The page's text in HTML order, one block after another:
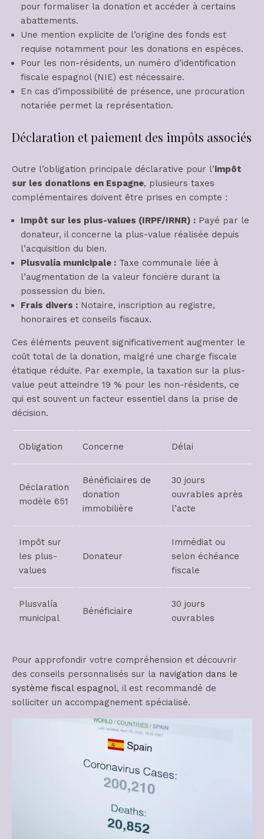
pour formaliser la donation et accéder à certains
abattements.
Une mention explicite de l’origine des fonds est
requise notamment pour les donations en espèces.
Pour les non-résidents, un numéro d’identification
fiscale espagnol (NIE) est nécessaire.
En cas d’impossibilité de présence, une procuration
notariée permet la représentation.
Déclaration et paiement des impôts associés
Outre l’obligation principale déclarative pour l’impôt
sur les donations en Espagne, plusieurs taxes
complémentaires doivent être prises en compte :
Impôt sur les plus-values (IRPF/IRNR) : Payé par le
donateur, il concerne la plus-value réalisée depuis
l’acquisition du bien.
Plusvalía municipale : Taxe communale liée à
l’augmentation de la valeur foncière durant la
possession du bien.
Frais divers : Notaire, inscription au registre,
honoraires et conseils fiscaux.
Ces éléments peuvent significativement augmenter le
coût total de la donation, malgré une charge fiscale
étatique réduite. Par exemple, la taxation sur la plus-
value peut atteindre 19 % pour les non-résidents, ce
qui est souvent un facteur essentiel dans la prise de
décision.
Obligation Concerne Délai
Déclaration
modèle 651
Bénéficiaires de
donation
immobilière
30 jours
ouvrables après
l’acte
Impôt sur
les plus-
values
Donateur
Immédiat ou
selon échéance
fiscale
Plusvalía
municipal
Bénéficiaire
30 jours
ouvrables
Pour approfondir votre compréhension et découvrir
des conseils personnalisés sur la navigation dans le
système fiscal espagnol, il est recommandé de
solliciter un accompagnement spécialisé.